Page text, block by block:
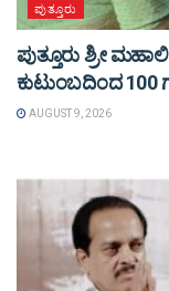
ಪುತ್ತೂರು
ಪುತ್ತೂರು ಶ್ರೀ
ಕುಟುಂಬದಿಂದ 100
AUGUST 9, 2026